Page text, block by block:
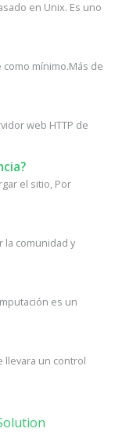
en Unix. Es uno
mínimo.Más de
web HTTP de
el sitio, Por
la comunidad y
es un
llevara un control